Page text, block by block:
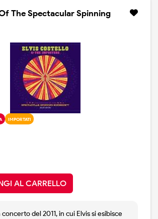
The Spectacular Spinning
IMPORTATI
AL CARRELLO
del 2011, in cui Elvis si esibisce